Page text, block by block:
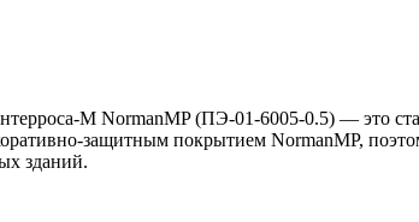
M NormanMP (ПЭ-01-6005-0.5) — это
защитным покрытием NormanMP,
зданий.